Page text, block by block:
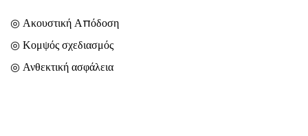
◎ Ακουστική Απόδοση
◎ Κομψός σχεδιασμός
◎ Ανθεκτική ασφάλεια